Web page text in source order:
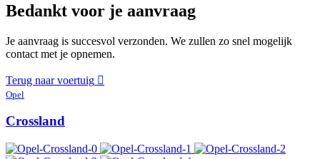
Bedankt voor je aanvraag
Je aanvraag is succesvol verzonden. We zullen zo snel mogelijk
contact met je opnemen.
Terug naar voertuig
Opel
Crossland